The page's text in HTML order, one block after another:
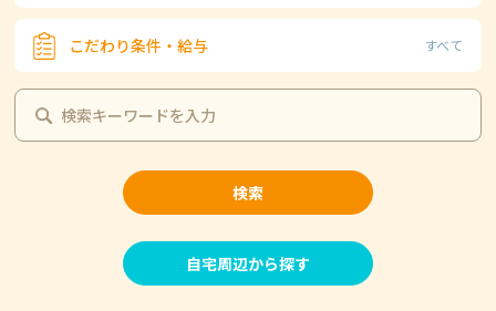
こだわり条件・給与 すべて
検索
自宅周辺から探す